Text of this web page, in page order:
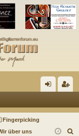
m ist
rie
Fingerpicking
über uns